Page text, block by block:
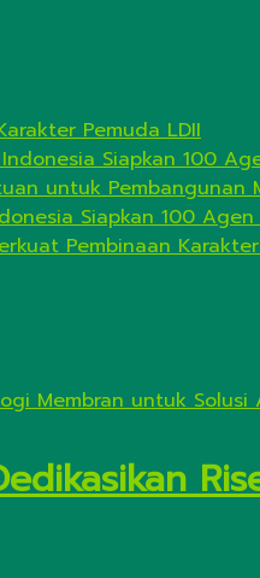
Pemuda LDII
Siapkan 100
untuk Pembangunan
Siapkan 100 Agen
Pembinaan